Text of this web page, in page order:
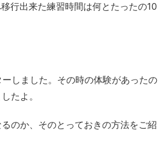
行出来た練習時間は何とたったの10
しました。その時の体験があったの
たよ。
のか、そのとっておきの方法をご紹